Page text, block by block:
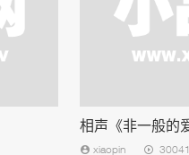
相声《非一般的
xiaopin